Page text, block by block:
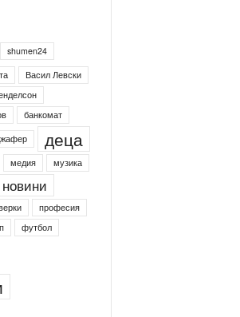
shumen24
Васил Левски
банкомат
деца
медия
музика
новини
професия
футбол